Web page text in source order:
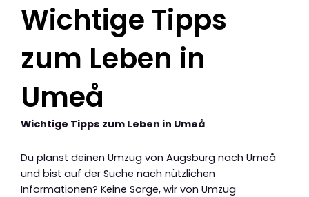
Wichtige Tipps
zum Leben in
Umeå
Wichtige Tipps zum Leben in Umeå
Du planst deinen Umzug von Augsburg nach Umeå
und bist auf der Suche nach nützlichen
Informationen? Keine Sorge, wir von Umzug